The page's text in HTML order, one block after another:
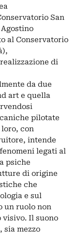
San
al Conservatorio
di
da due
art e quella
pilotate
con
intende
legati al
psiche
di origine
che
e sul
un ruolo non
visivo. Il suono
sia mezzo